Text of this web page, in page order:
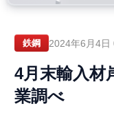
鉄鋼 2024年6月4日
4月末輸入
業調べ